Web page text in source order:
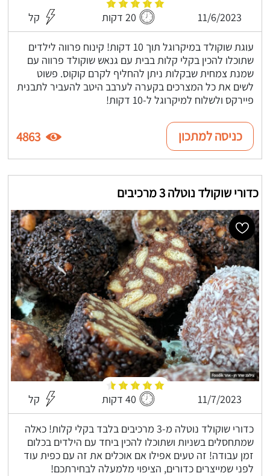
11/6/2023 20 דקות קל
עוגת שוקולד במיקרוגל תוך 10 דקות! קינוח פרווה לילדים
שתוכלו להכין בקלי קלות בבית עם גנאש שוקולד פרווה עם
שמנת צמחית שבקלות ניתן להחליף לקרם קוקוס. פשוט
לשים את כל המצרכים בקערה לערבב היטב להעביר לתבנית
פיירקס ולשלוח למיקרוגל ל-10 דקות!
כניסה למתכון 4863
כדורי שוקולד נוטלה 3 מרכיבים
11/7/2023 40 דקות קל
כדורי שוקולד נוטלה מ-3 מרכיבים בלבד בקלי קלות! כאלה
שמתחסלים בשניות ושתוכלו להכין ביחד עם הילדים בכלום
זמן עבודה! זה טעים אפילו אם אוכלים את זה עם כפית עוד
לפני שמייצרים כדורים, הציפוי מלמעלה לבחירתכם!